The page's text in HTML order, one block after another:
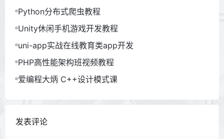
Python分布式爬虫教程
Unity休闲手机游戏开发教程
uni-app实战在线教育类app开发
PHP高性能架构班视频教程
爱编程大炳 C++设计模式课
发表评论